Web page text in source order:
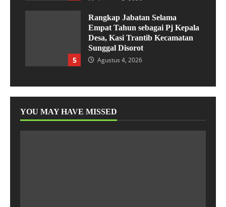
Agustus 5, 2026
5
Rangkap Jabatan Selama
Empat Tahun sebagai Pj Kepala
Desa, Kasi Trantib Kecamatan
Sunggal Disorot
Agustus 4, 2026
YOU MAY HAVE MISSED